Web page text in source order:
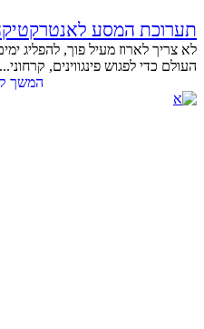
תערוכת המסע
לא צריך לארוז מעיל פוך, להפליג
העולם כדי לפגוש פינגווינים, קרחוני...
המשך